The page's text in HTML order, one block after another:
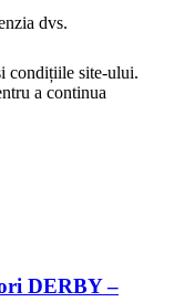
dvs.
condițiile site-ului.
a continua
DERBY –